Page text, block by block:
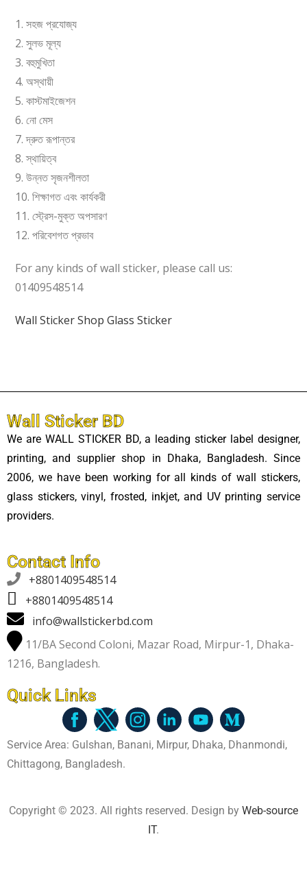
1. সহজ প্রযোজ্য
2. সুলভ মূল্য
3. বহুমুখিতা
4. অস্থায়ী
5. কাস্টমাইজেশন
6. নো মেস
7. দ্রুত রূপান্তর
8. স্থায়িত্ব
9. উন্নত সৃজনশীলতা
10. শিক্ষাগত এবং কার্যকরী
11. স্ট্রেস-মুক্ত অপসারণ
12. পরিবেশগত প্রভাব
For any kinds of wall sticker, please call us:
01409548514
Wall Sticker Shop Glass Sticker
Wall Sticker BD
We are WALL STICKER BD, a leading sticker label designer,
printing, and supplier shop in Dhaka, Bangladesh. Since
2006, we have been working for all kinds of wall stickers,
glass stickers, vinyl, frosted, inkjet, and UV printing service
providers.
Contact Info

+8801409548514
+8801409548514
info@wallstickerbd.com
11/BA Second Coloni, Mazar Road, Mirpur-1, Dhaka-
1216, Bangladesh.
Quick Links
Service Area: Gulshan, Banani, Mirpur, Dhaka, Dhanmondi,
Chittagong, Bangladesh.
Copyright © 2023. All rights reserved. Design by Web-source
IT.